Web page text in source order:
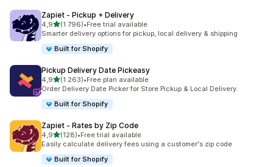
Zapiet ‑ Pickup + Delivery
4,9av 5 stjerner
(1 796)
Totalt 1796 omtaler
•Free trial available
Smarter delivery options for pickup, local delivery & shipping
Built for Shopify
Pickup Delivery Date Pickeasy
4,9av 5 stjerner
(1 263)
Totalt 1263 omtaler
•Free plan available
Order Delivery Date Picker for Store Pickup & Local Delivery.
Built for Shopify
Zapiet ‑ Rates by Zip Code
4,9av 5 stjerner
(128)
Totalt 128 omtaler
•Free trial available
Easily calculate delivery fees using a customer's zip code
Built for Shopify